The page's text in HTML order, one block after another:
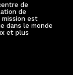
de
de
mission est
dans le monde
et plus